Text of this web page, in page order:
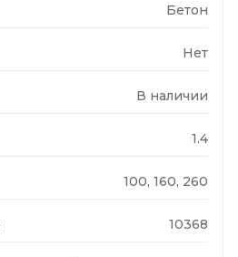
Бетон
Нет
В наличии
1.4
100, 160, 260
10368